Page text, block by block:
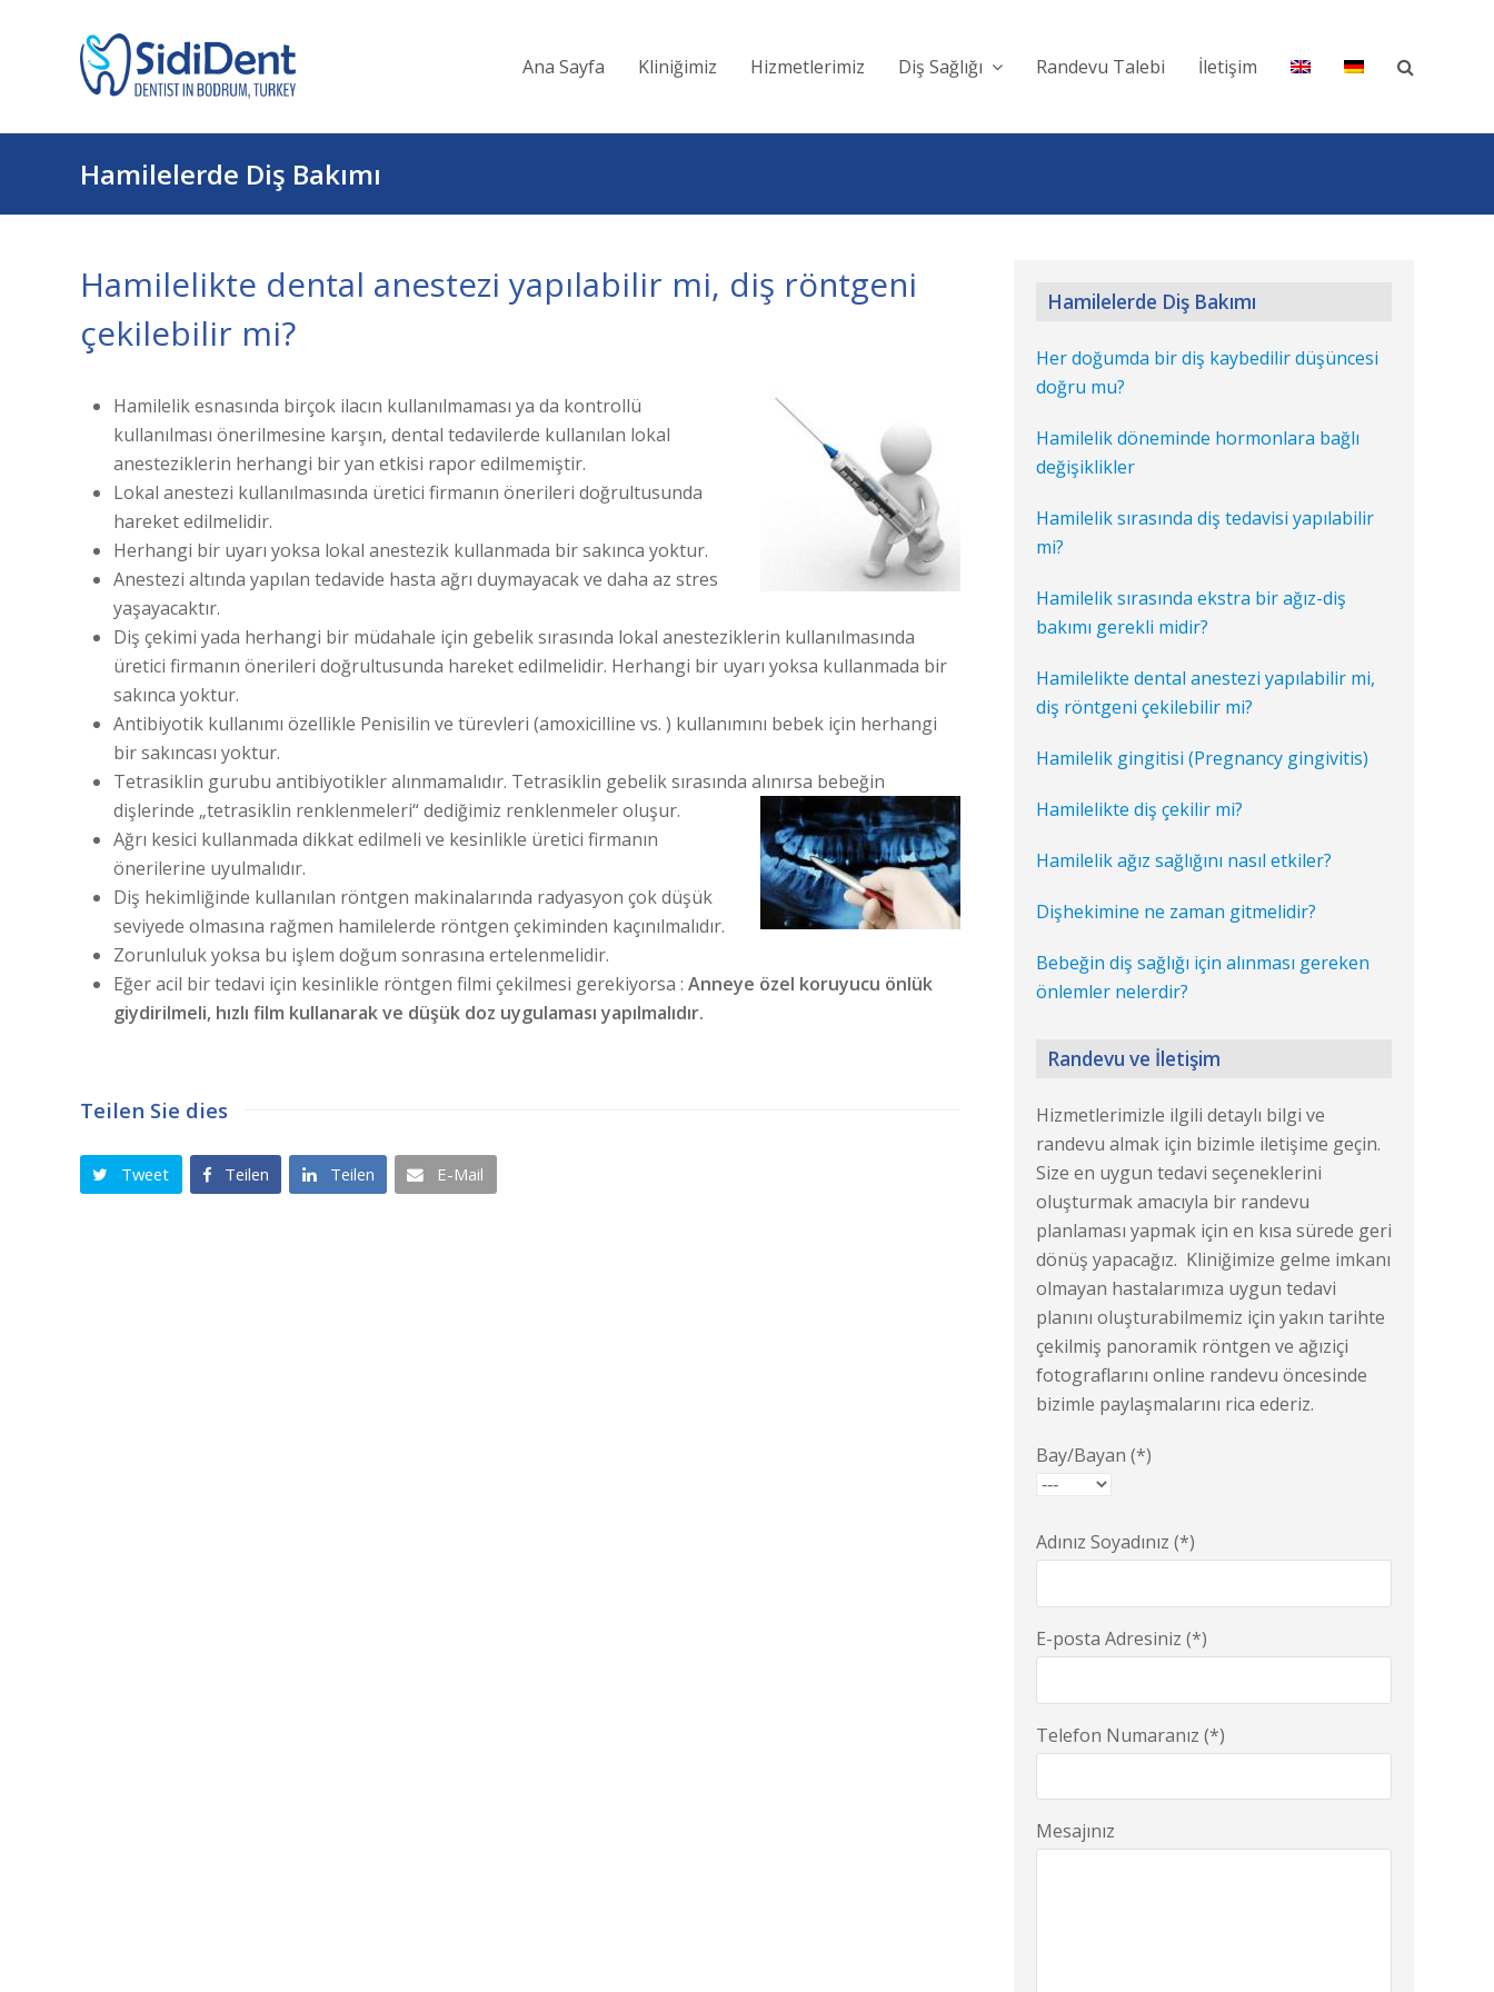
Ana Sayfa Kliniğimiz Hizmetlerimiz Diş Sağlığı Randevu Talebi İletişim
Hamilelerde Diş Bakımı
Hamilelikte dental anestezi yapılabilir mi, diş röntgeni
çekilebilir mi?
Hamilelik esnasında birçok ilacın kullanılmaması ya da kontrollü
kullanılması önerilmesine karşın, dental tedavilerde kullanılan lokal
anesteziklerin herhangi bir yan etkisi rapor edilmemiştir.
Lokal anestezi kullanılmasında üretici firmanın önerileri doğrultusunda
hareket edilmelidir.
Herhangi bir uyarı yoksa lokal anestezik kullanmada bir sakınca yoktur.
Anestezi altında yapılan tedavide hasta ağrı duymayacak ve daha az stres
yaşayacaktır.
Diş çekimi yada herhangi bir müdahale için gebelik sırasında lokal anesteziklerin kullanılmasında
üretici firmanın önerileri doğrultusunda hareket edilmelidir. Herhangi bir uyarı yoksa kullanmada bir
sakınca yoktur.
Antibiyotik kullanımı özellikle Penisilin ve türevleri (amoxicilline vs. ) kullanımını bebek için herhangi
bir sakıncası yoktur.
Tetrasiklin gurubu antibiyotikler alınmamalıdır. Tetrasiklin gebelik sırasında alınırsa bebeğin
dişlerinde „tetrasiklin renklenmeleri“ dediğimiz renklenmeler oluşur.
Ağrı kesici kullanmada dikkat edilmeli ve kesinlikle üretici firmanın
önerilerine uyulmalıdır.
Diş hekimliğinde kullanılan röntgen makinalarında radyasyon çok düşük
seviyede olmasına rağmen hamilelerde röntgen çekiminden kaçınılmalıdır.
Zorunluluk yoksa bu işlem doğum sonrasına ertelenmelidir.
Eğer acil bir tedavi için kesinlikle röntgen filmi çekilmesi gerekiyorsa : Anneye özel koruyucu önlük
giydirilmeli, hızlı film kullanarak ve düşük doz uygulaması yapılmalıdır.
Teilen Sie dies
Tweet Teilen Teilen E-Mail
Hamilelerde Diş Bakımı
Her doğumda bir diş kaybedilir düşüncesi
doğru mu?
Hamilelik döneminde hormonlara bağlı
değişiklikler
Hamilelik sırasında diş tedavisi yapılabilir
mi?
Hamilelik sırasında ekstra bir ağız-diş
bakımı gerekli midir?
Hamilelikte dental anestezi yapılabilir mi,
diş röntgeni çekilebilir mi?
Hamilelik gingitisi (Pregnancy gingivitis)
Hamilelikte diş çekilir mi?
Hamilelik ağız sağlığını nasıl etkiler?
Dişhekimine ne zaman gitmelidir?
Bebeğin diş sağlığı için alınması gereken
önlemler nelerdir?
Randevu ve İletişim
Hizmetlerimizle ilgili detaylı bilgi ve
randevu almak için bizimle iletişime geçin.
Size en uygun tedavi seçeneklerini
oluşturmak amacıyla bir randevu
planlaması yapmak için en kısa sürede geri
dönüş yapacağız. Kliniğimize gelme imkanı
olmayan hastalarımıza uygun tedavi
planını oluşturabilmemiz için yakın tarihte
çekilmiş panoramik röntgen ve ağıziçi
fotograflarını online randevu öncesinde
bizimle paylaşmalarını rica ederiz.
Bay/Bayan (*)
Adınız Soyadınız (*)
E-posta Adresiniz (*)
Telefon Numaranız (*)
Mesajınız